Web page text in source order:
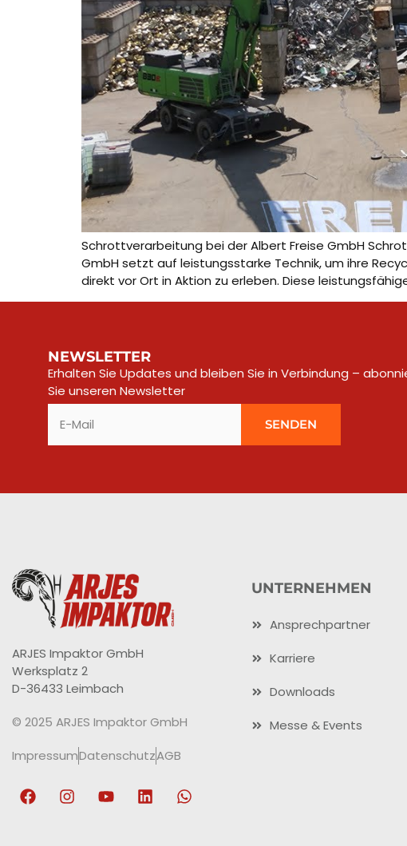
Schrottverarbeitung bei der Albert Freise GmbH
GmbH setzt auf leistungsstarke Technik, um ihre
direkt vor Ort in Aktion zu erleben. Diese
NEWSLETTER
Erhalten Sie Updates und bleiben Sie in Verbindung –
Sie unseren Newsletter​
SENDEN
ARJES Impaktor GmbH
Werksplatz 2
D-36433 Leimbach
© 2025 ARJES Impaktor GmbH
ImpressumDatenschutzAGB
UNTERNEHMEN
Ansprechpartner
Karriere
Downloads
Messe & Events